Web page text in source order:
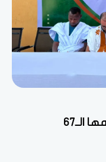
شبيبة بناء الوطن تفتتح مخيمها الـ67